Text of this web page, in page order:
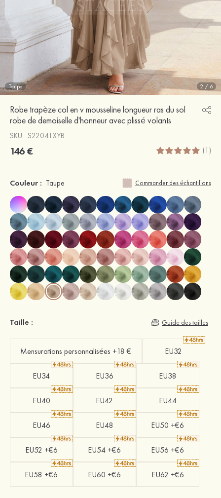
Taupe 2 / 6
Robe trapèze col en v mousseline longueur ras du sol
robe de demoiselle d'honneur avec plissé volants
SKU : S22041XYB
146 € (1)
Couleur : Taupe Commander des échantillons
Taille : Guide des tailles
Mensurations personnalisées +18 € EU32
EU34 EU36 EU38
EU40 EU42 EU44
EU46 EU48 EU50 +€6
EU52 +€6 EU54 +€6 EU56 +€6
EU58 +€6 EU60 +€6 EU62 +€6